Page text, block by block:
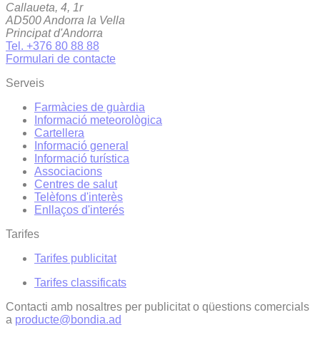
Callaueta, 4, 1r
AD500 Andorra la Vella
Principat d'Andorra
Tel. +376 80 88 88
Formulari de contacte
Serveis
Farmàcies de guàrdia
Informació meteorològica
Cartellera
Informació general
Informació turística
Associacions
Centres de salut
Telèfons d'interès
Enllaços d'interés
Tarifes
Tarifes publicitat
Tarifes classificats
Contacti amb nosaltres per publicitat o qüestions comercials
a producte@bondia.ad